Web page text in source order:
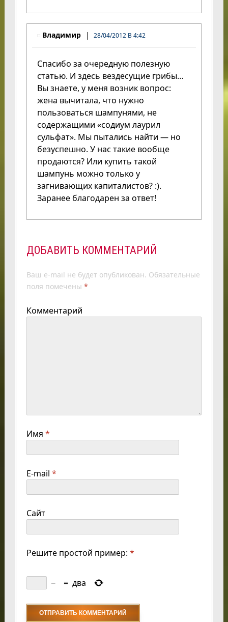
Владимир 28/04/2012 В 4:42
Спасибо за очередную полезную
статью. И здесь вездесущие грибы…
Вы знаете, у меня возник вопрос:
жена вычитала, что нужно
пользоваться шампунями, не
содержащими «содиум лаурил
сульфат». Мы пытались найти — но
безуспешно. У нас такие вообще
продаются? Или купить такой
шампунь можно только у
загнивающих капиталистов? :).
Заранее благодарен за ответ!
ДОБАВИТЬ КОММЕНТАРИЙ
Ваш e-mail не будет опубликован. Обязательные
поля помечены *
Комментарий
Имя *
E-mail *
Сайт
Решите простой пример: *
− = два